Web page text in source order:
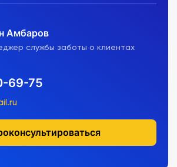
Амбаров
службы заботы о клиентах
69-75